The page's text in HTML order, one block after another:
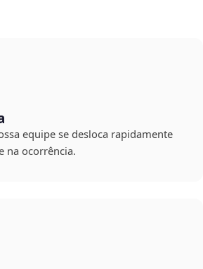
equipe se desloca rapidamente
na ocorrência.